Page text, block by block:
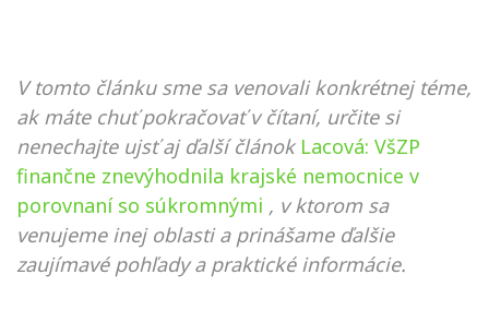
V tomto článku sme sa venovali konkrétnej téme,
ak máte chuť pokračovať v čítaní, určite si
nenechajte ujsť aj ďalší článok Lacová: VšZP
finančne znevýhodnila krajské nemocnice v
porovnaní so súkromnými , v ktorom sa
venujeme inej oblasti a prinášame ďalšie
zaujímavé pohľady a praktické informácie.